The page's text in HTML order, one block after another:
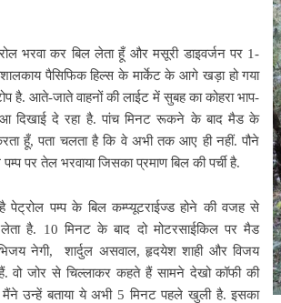
भरवा कर बिल लेता हूँ और मसूरी डाइवर्जन पर 1-
पैसिफिक हिल्स के मार्केट के आगे खड़ा हो गया
है.आते-जाते वाहनों की लाईट में सुबह का कोहरा भाप-
दिखाई दे रहा है. पांच मिनट रूकने के बाद मैड के
हूँ, पता चलता है कि वे अभी तक आए ही नहीं. पौने
पर तेल भरवाया जिसका प्रमाण बिल की पर्ची है.
पम्प के बिल कम्प्यूटराईज्ड होने की वजह से
है. 10 मिनट के बाद दो मोटरसाईकिल पर मैड
नेगी, शार्दुल असवाल, हृदयेश शाही और विजय
वो जोर से चिल्लाकर कहते हैं सामने देखो कॉफी की
उन्हें बताया ये अभी 5 मिनट पहले खुली है. इसका